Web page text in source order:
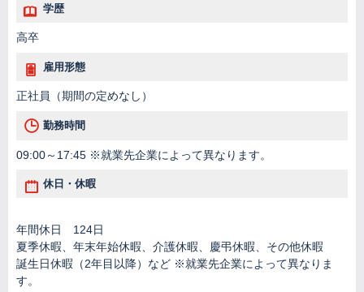
学歴
高卒
雇用形態
正社員（期間の定めなし）
勤務時間
09:00～17:45 ※就業先企業によって異なります。
休日・休暇
年間休日 124日
夏季休暇、年末年始休暇、介護休暇、慶弔休暇、その他休暇
誕生日休暇（2年目以降）など ※就業先企業によって異なりま
す。